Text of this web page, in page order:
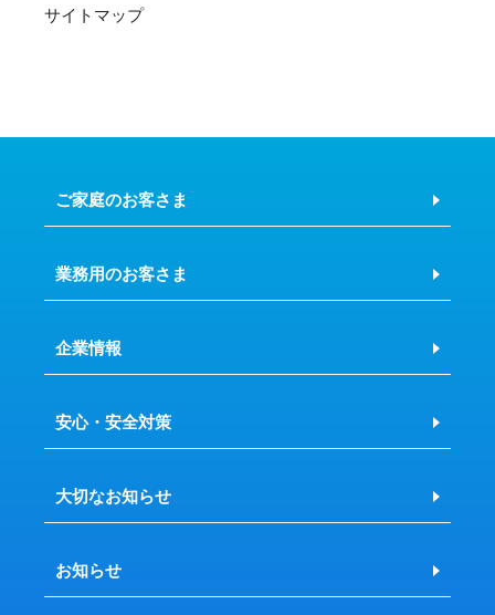
サイトマップ
ご家庭のお客さま
業務用のお客さま
企業情報
安心・安全対策
大切なお知らせ
お知らせ